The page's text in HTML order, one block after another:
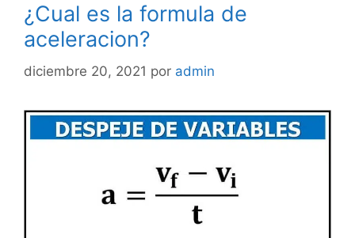
¿Cual es la formula de
aceleracion?
diciembre 20, 2021 por admin